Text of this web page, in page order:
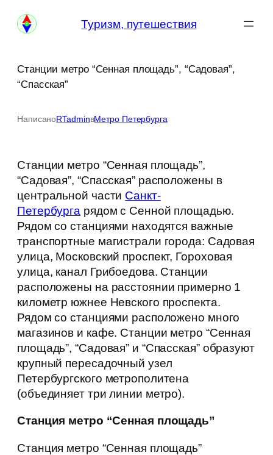
Перейти
Туризм, путешествия
Станции метро “Сенная площадь”, “Садовая”,
“Спасская”
НаписаноRTadminвМетро Петербурга
Станции метро “Сенная площадь”,
“Садовая”, “Спасская” расположены в
центральной части Санкт-
Петербурга рядом с Сенной площадью.
Рядом со станциями находятся важные
транспортные магистрали города: Садовая
улица, Московский проспект, Гороховая
улица, канал Грибоедова. Станции
расположены на расстоянии примерно 1
километр южнее Невского проспекта.
Рядом со станциями расположено много
магазинов и кафе. Станции метро “Сенная
площадь”, “Садовая” и “Спасская” образуют
крупный пересадочный узел
Петербургского метрополитена
(объединяет три линии метро).
Станция метро “Сенная площадь”
Станция метро “Сенная площадь”